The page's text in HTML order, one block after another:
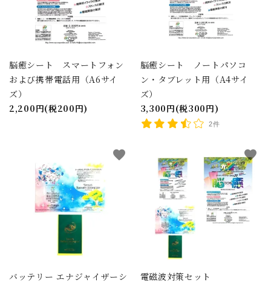
脳癒シート スマートフォン
および携帯電話用（A6サイ
ズ）
2,200円(税200円)
脳癒シート ノートパソコ
ン・タブレット用（A4サイ
ズ）
3,300円(税300円)
2件
バッテリー エナジャイザーシ
favorite
電磁波対策セット
favorite